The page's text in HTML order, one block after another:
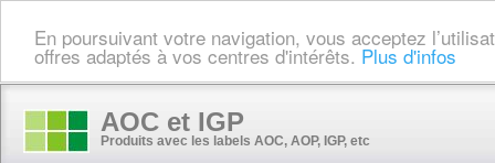
En poursuivant votre navigation, vous acceptez
offres adaptés à vos centres d'intérêts. Plus d'infos
AOC et IGP
Produits avec les labels AOC, AOP, IGP, etc